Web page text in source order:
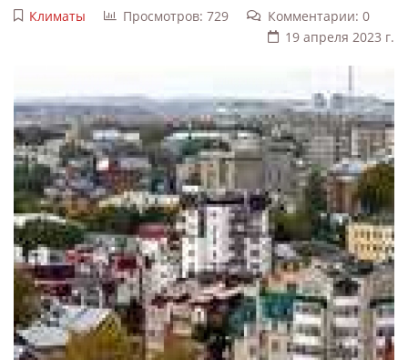
Климаты Просмотров: 729
Комментарии: 0
19 апреля 2023 г.